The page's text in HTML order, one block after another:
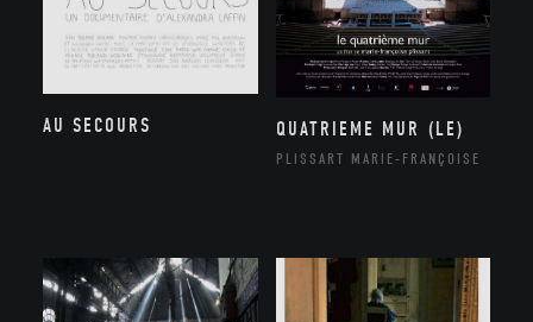
AU SECOURS QUATRIEME MUR (LE)
PLISSART MARIE-FRANÇOISE